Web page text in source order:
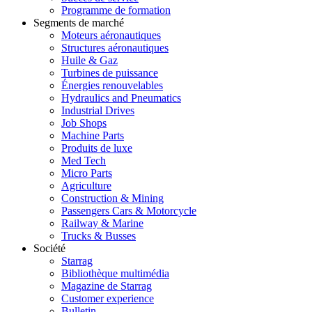
Programme de formation
Segments de marché
Moteurs aéronautiques
Structures aéronautiques
Huile & Gaz
Turbines de puissance
Énergies renouvelables
Hydraulics and Pneumatics
Industrial Drives
Job Shops
Machine Parts
Produits de luxe
Med Tech
Micro Parts
Agriculture
Construction & Mining
Passengers Cars & Motorcycle
Railway & Marine
Trucks & Busses
Société
Starrag
Bibliothèque multimédia
Magazine de Starrag
Customer experience